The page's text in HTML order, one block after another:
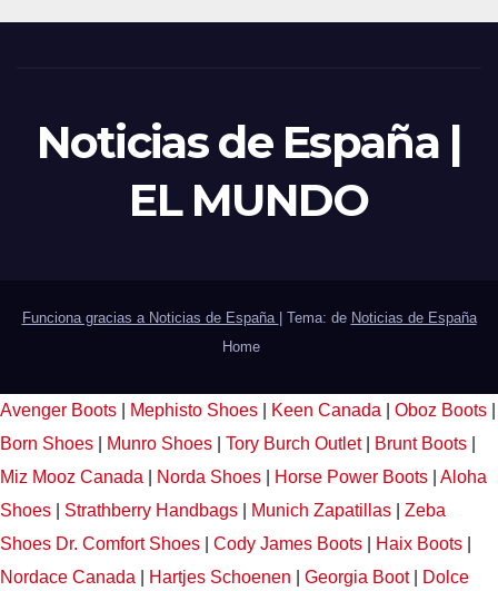
Noticias de España |
EL MUNDO
Funciona gracias a Noticias de España | Tema: de Noticias de España
Home
Avenger Boots Mephisto Shoes Keen Canada Oboz Boots
Born Shoes
Munro Shoes Tory Burch Outlet Brunt Boots
Miz Mooz Canada
Norda Shoes Horse Power Boots
Aloha
Shoes
Strathberry Handbags Munich Zapatillas
Zeba
Shoes Dr. Comfort Shoes Cody James Boots Haix Boots
Nordace Canada
Hartjes Schoenen Georgia Boot| Dolce